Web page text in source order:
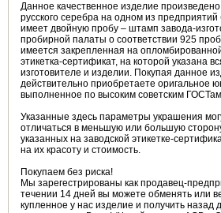
Данное качественное изделие произведено
русского серебра на одном из
имеет двойную пробу – штамп завода-
пробирной палаты о соответствии 925
имеется закрепленная на
этикетка-сертификат, на которой указана
изготовителе и изделии. Покупая данное
действительно приобретаете оригальное
выполненное по высоким советским
Указанные здесь параметры украшения
отличаться в меньшую или большую
указанных на заводской этикетке-
на их красоту и стоимость.
Покупаем без риска!
Мы зарегестрированы как продавец-
течении 14 дней вы можете обменять или
купленное у нас изделие и получить назад